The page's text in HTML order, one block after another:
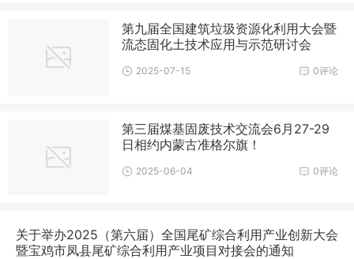
第九届全国建筑垃圾资源化利用大会暨
流态固化土技术应用与示范研讨会
0评论
2025-07-15
第三届煤基固废技术交流会6月27-29
日相约内蒙古准格尔旗！
0评论
2025-06-04
关于举办2025（第六届）全国尾矿综合利用产业创新大会
暨宝鸡市凤县尾矿综合利用产业项目对接会的通知